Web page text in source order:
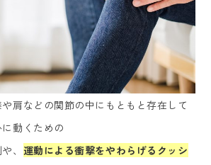
肩などの関節の中にもともと存在して
動くための
、 運動による衝撃をやわらげるクッシ